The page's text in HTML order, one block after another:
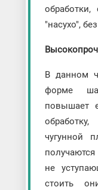
"насухо",
В данном
форме
повышает
чугунной
не
стоить